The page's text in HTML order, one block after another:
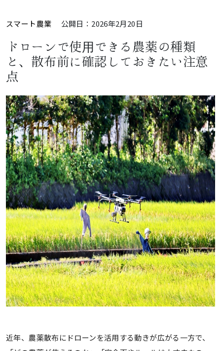
スマート農業 公開日：2026年2月20日
ドローンで使用できる農薬の種類
と、散布前に確認しておきたい注意
点
近年、農薬散布にドローンを活用する動きが広がる一方で、